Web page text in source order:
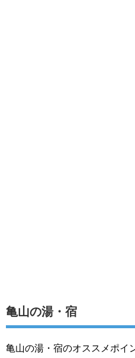
亀山の湯・宿
亀山の湯・宿のオススメポイ